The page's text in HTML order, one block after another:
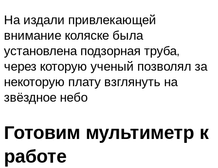
На издали привлекающей
внимание коляске была
установлена подзорная труба,
через которую ученый позволял за
некоторую плату взглянуть на
звёздное небо
Готовим мультиметр к
работе